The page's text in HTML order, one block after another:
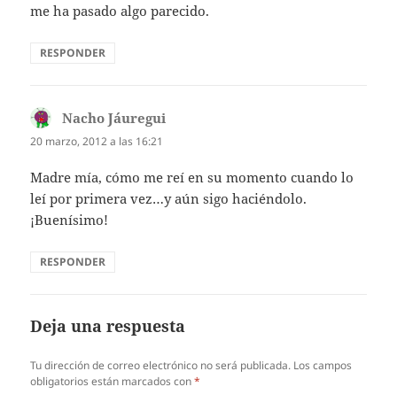
me ha pasado algo parecido.
RESPONDER
Nacho Jáuregui
20 marzo, 2012 a las 16:21
Madre mía, cómo me reí en su momento cuando lo
leí por primera vez…y aún sigo haciéndolo.
¡Buenísimo!
RESPONDER
Deja una respuesta
Tu dirección de correo electrónico no será publicada. Los campos
obligatorios están marcados con*